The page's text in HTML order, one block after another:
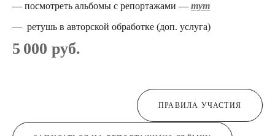
— посмотреть альбомы с репортажами — тут
— ретушь в авторской обработке (доп. услуга)
5 000 руб.
ПРАВИЛА УЧАСТИЯ